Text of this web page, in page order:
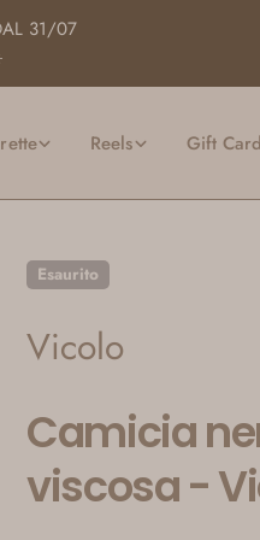
31/07
Reels Gift Card
Esaurito
Vicolo
Camicia
viscosa -